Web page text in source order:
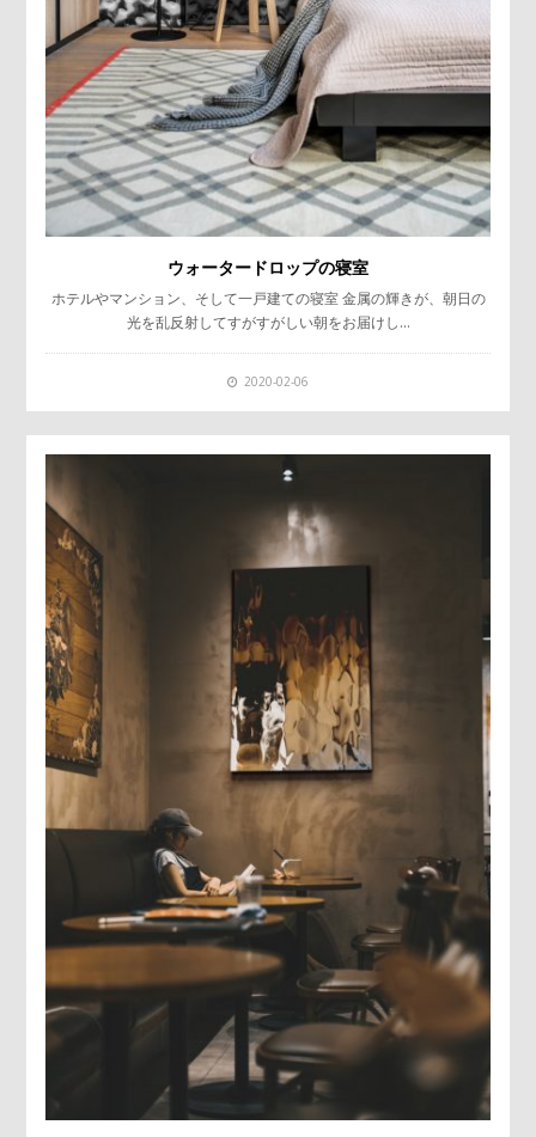
ウォータードロップの寝室
ホテルやマンション、そして一戸建ての寝室 金属の輝きが、朝日の
光を乱反射してすがすがしい朝をお届けし…
2020-02-06